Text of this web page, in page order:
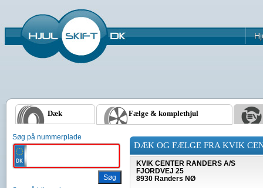
Dæk Fælge & komplethjul
Søg på nummerplade
DÆK OG FÆLGE FRA KVIK
KVIK CENTER RANDERS A/S
FJORDVEJ 25
8930 Randers NØ